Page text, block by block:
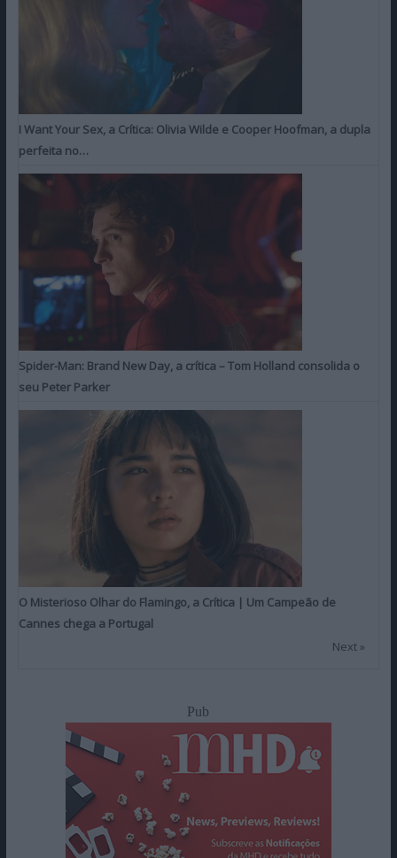
I Want Your Sex, a Crítica: Olivia Wilde e Cooper Hoofman, a dupla
perfeita no…
Spider-Man: Brand New Day, a crítica – Tom Holland consolida o
seu Peter Parker
O Misterioso Olhar do Flamingo, a Crítica | Um Campeão de
Cannes chega a Portugal
Next »
Pub